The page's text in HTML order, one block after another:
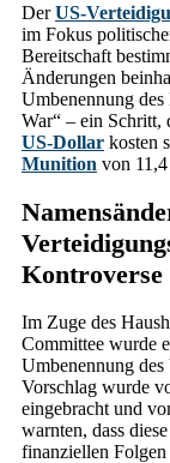
DerUS-
im Fokus
Bereitschaft
Änderungen
Umbenennung
War“ – ein Schritt,
US-Dollar kosten
Munition von
Kontroverse
Im Zuge des
Committee wurde
Umbenennung
Vorschlag wurde
eingebracht und
warnten, dass
finanziellen Folgen